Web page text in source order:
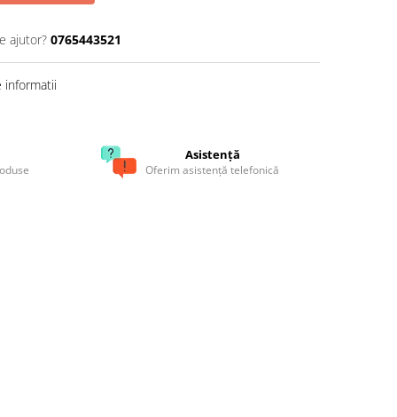
ajutor? 0765443521
informatii
Asistență
Oferim asistență telefonică